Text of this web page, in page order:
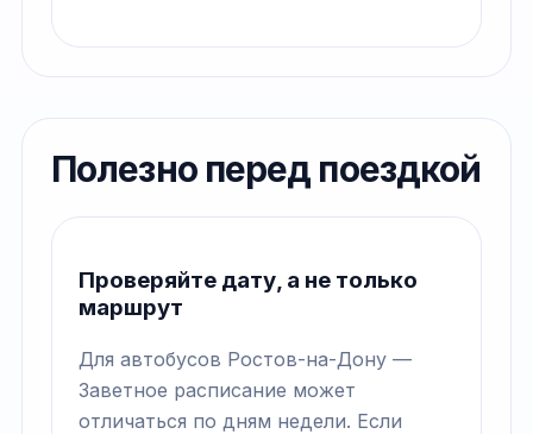
Полезно перед поездкой
Проверяйте дату, а не только
маршрут
Для автобусов Ростов-на-Дону —
Заветное расписание может
отличаться по дням недели. Если